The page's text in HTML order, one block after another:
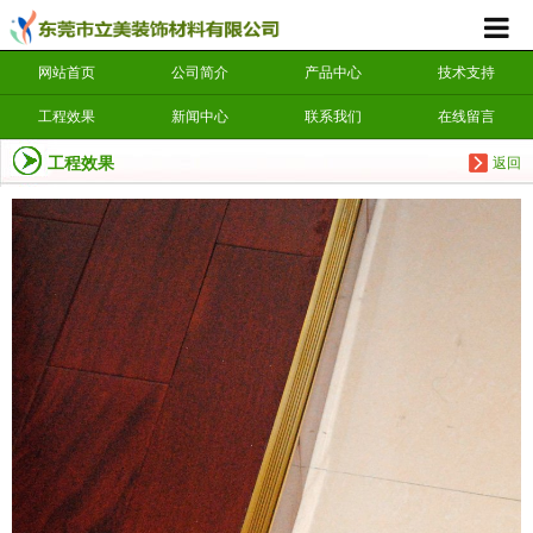
网站首页 公司简介 产品中心 技术支持
工程效果 新闻中心 联系我们 在线留言
返回
工程效果